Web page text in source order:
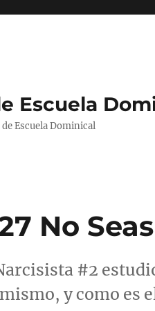
Escuela
Escuela Dominical
No
#2
y como es